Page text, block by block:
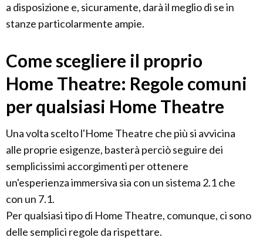
a disposizione e, sicuramente, darà il meglio di se in
stanze particolarmente ampie.
Come scegliere il proprio
Home Theatre: Regole comuni
per qualsiasi Home Theatre
Una volta scelto l'Home Theatre che più si avvicina
alle proprie esigenze, basterà perciò seguire dei
semplicissimi accorgimenti per ottenere
un'esperienza immersiva sia con un sistema 2.1 che
con un 7.1.
Per qualsiasi tipo di Home Theatre, comunque, ci sono
delle semplici regole da rispettare.